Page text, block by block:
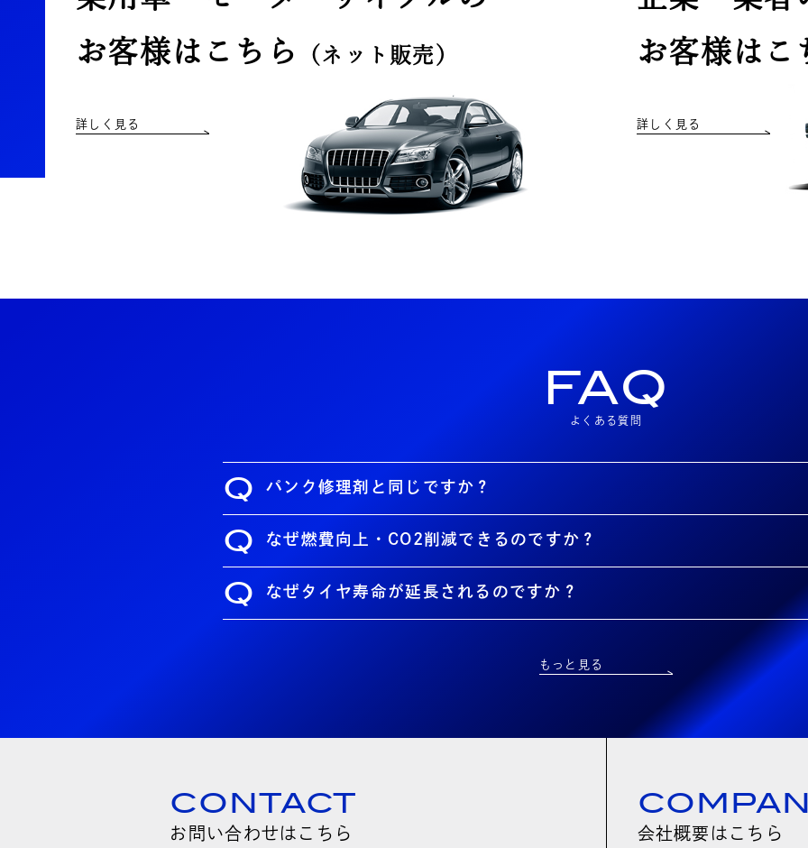
お客様はこちら
（ネット販売）
詳しく見る
お客様はこ
詳しく見る
FAQ
よくある質問
Q パンク修理剤と同じですか？
Q なぜ燃費向上・CO2削減できるのですか？
Q なぜタイヤ寿命が延長されるのですか？
もっと見る
CONTACT
お問い合わせはこちら 会社概要はこちら